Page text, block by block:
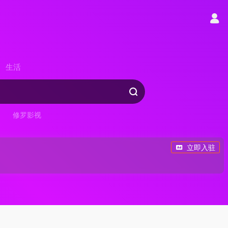
生活
修罗影视
立即入驻